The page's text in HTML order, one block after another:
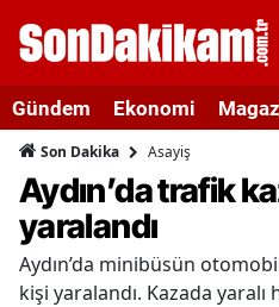
Gündem Ekonomi
Son Dakika Asayiş
Aydın’da trafik
yaralandı
Aydın’da minibüsün
kişi yaralandı. Kazada yaralı